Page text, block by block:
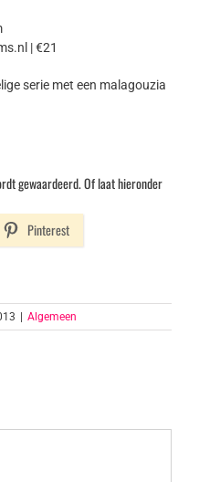
| €21
serie met een malagouzia
gewaardeerd. Of laat hieronder
Pinterest
Algemeen